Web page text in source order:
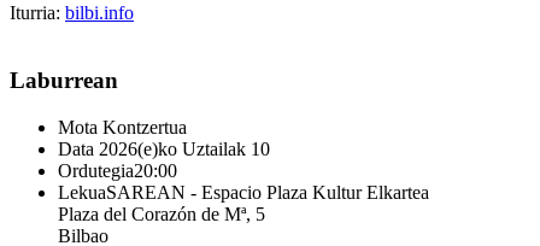
Iturria: bilbi.info
Laburrean
Mota Kontzertua
Data 2026(e)ko Uztailak 10
Ordutegia20:00
LekuaSAREAN - Espacio Plaza Kultur Elkartea
Plaza del Corazón de Mª, 5
Bilbao